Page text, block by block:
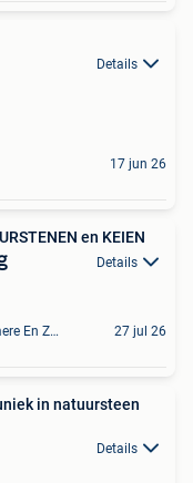
Details
17 jun 26
en KEIEN
Details
Lokeren+Deel Overmere En Zele 27 jul 26
in natuursteen
Details